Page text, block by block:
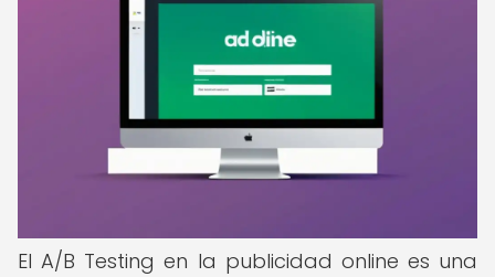
El A/B Testing en la publicidad online es una